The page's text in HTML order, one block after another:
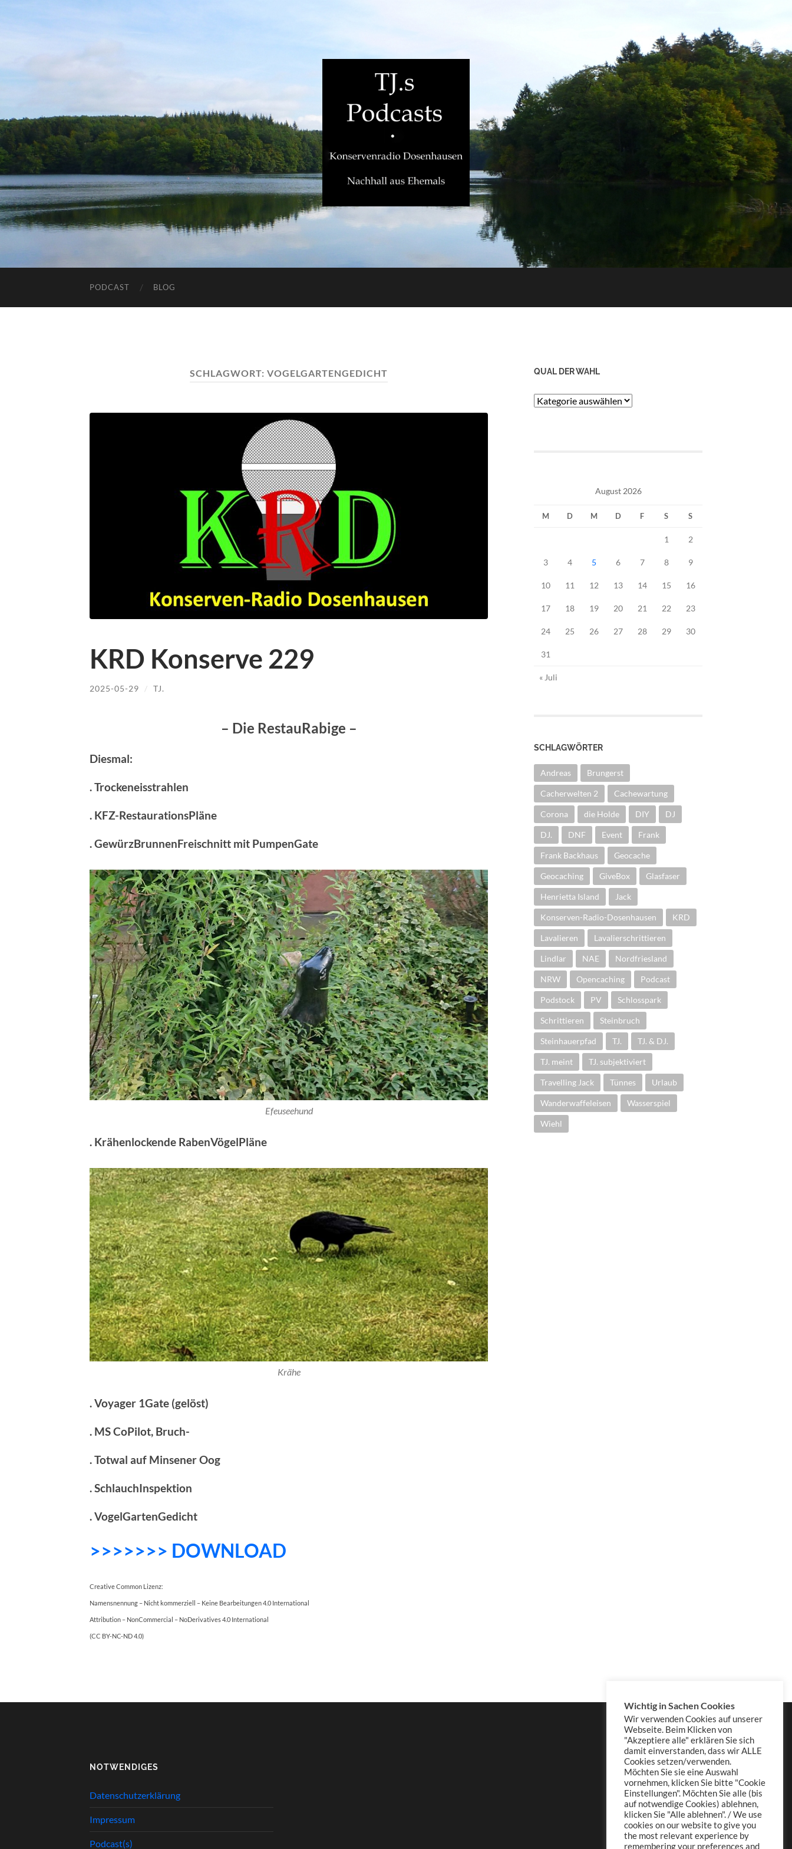
PODCAST BLOG
SCHLAGWORT: VOGELGARTENGEDICHT
KRD Konserve 229
2025-05-29 / TJ.
– Die RestauRabige –
Diesmal:
. Trockeneisstrahlen
. KFZ-RestaurationsPläne
. GewürzBrunnenFreischnitt mit PumpenGate
Efeuseehund
. Krähenlockende RabenVögelPläne
Krähe
. Voyager 1Gate (gelöst)
. MS CoPilot, Bruch-
. Totwal auf Minsener Oog
. SchlauchInspektion
. VogelGartenGedicht
>>>>>>> DOWNLOAD
Creative Common Lizenz:
Namensnennung – Nicht kommerziell – Keine Bearbeitungen 4.0 International
Attribution – NonCommercial – NoDerivatives 4.0 International
(CC BY-NC-ND 4.0)
QUAL DER WAHL
Qual
August 2026
M D M D F S S
1 2
3 4 5 6 7 8 9
10 11 12 13 14 15 16
17 18 19 20 21 22 23
24 25 26 27 28 29 30
31
« Juli
SCHLAGWÖRTER
Andreas Brungerst
Cacherwelten 2 Cachewartung
Corona die Holde DIY DJ
DJ. DNF Event Frank
Frank Backhaus Geocache
Geocaching GiveBox Glasfaser
Henrietta Island Jack
Konserven-Radio-Dosenhausen KRD
Lavalieren Lavalierschrittieren
Lindlar NAE Nordfriesland
NRW Opencaching Podcast
Podstock PV Schlosspark
Schrittieren Steinbruch
Steinhauerpfad TJ. TJ. & DJ.
TJ. meint TJ. subjektiviert
Travelling Jack Tünnes Urlaub
Wanderwaffeleisen Wasserspiel
Wiehl
NOTWENDIGES
Datenschutzerklärung
Impressum
Podcast(s)
Wichtig in Sachen Cookies
Wir verwenden Cookies auf unserer
Webseite. Beim Klicken von
"Akzeptiere alle" erklären Sie sich
damit einverstanden, dass wir ALLE
Cookies setzen/verwenden.
Möchten Sie sie eine Auswahl
vornehmen, klicken Sie bitte "Cookie
Einstellungen". Möchten Sie alle (bis
auf notwendige Cookies) ablehnen,
klicken Sie "Alle ablehnen". / We use
cookies on our website to give you
the most relevant experience by
remembering your preferences and